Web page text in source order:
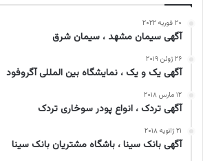
۲۰ فوریه ۲۰۲۲
آگهی سیمان مشهد ، سیمان شرق
۲۶ ژوئن ۲۰۱۹
آگهی یک و یک ، نمایشگاه بین المللی آگروفود
۱۲ مارس ۲۰۱۸
آگهی تردک ، انواع پودر سوخاری تردک
۲۱ ژانویه ۲۰۱۸
آگهی بانک سینا ، باشگاه مشتریان بانک سینا